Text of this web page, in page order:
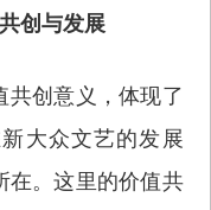
创与发展
共创意义，体现了
大众文艺的发展
在。这里的价值共